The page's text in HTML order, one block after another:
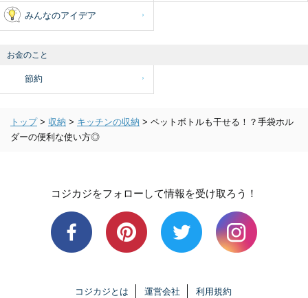
みんなのアイデア
お金のこと
節約
トップ > 収納 > キッチンの収納 > ペットボトルも干せる！？手袋ホル
ダーの便利な使い方◎
コジカジをフォローして情報を受け取ろう！
コジカジとは 運営会社
利用規約